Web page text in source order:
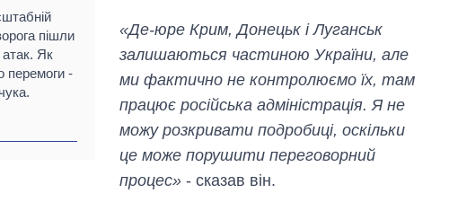
пішли
атак. Як
перемоги -
«Де-юре Крим, Донецьк і Луганськ
залишаються частиною України, але
ми фактично не контролюємо їх, там
працює російська адміністрація. Я не
можу розкривати подробиці, оскільки
це може порушити переговорний
процес» - сказав він.
змінилася кількість
вступників на
бакалаврат,
магістратуру та